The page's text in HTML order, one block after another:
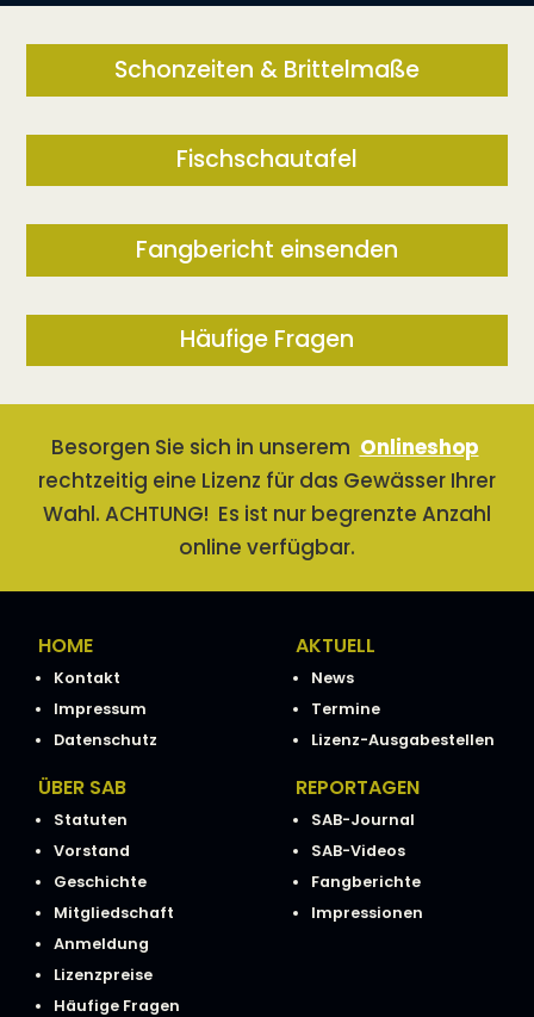
Schonzeiten & Brittelmaße
Fischschautafel
Fangbericht einsenden
Häufige Fragen
Besorgen Sie sich in unserem Onlineshop
rechtzeitig eine Lizenz für das Gewässer Ihrer
Wahl. ACHTUNG! Es ist nur begrenzte Anzahl
online verfügbar.
HOME
Kontakt
Impressum
Datenschutz
AKTUELL
News
Termine
Lizenz-Ausgabestellen
ÜBER SAB
Statuten
Vorstand
Geschichte
Mitgliedschaft
Anmeldung
Lizenzpreise
Häufige Fragen
REPORTAGEN
SAB-Journal
SAB-Videos
Fangberichte
Impressionen